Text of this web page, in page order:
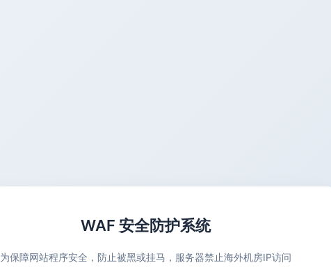
WAF 安全防护系统
为保障网站程序安全，防止被黑或挂马，服务器禁止海外机房IP访问